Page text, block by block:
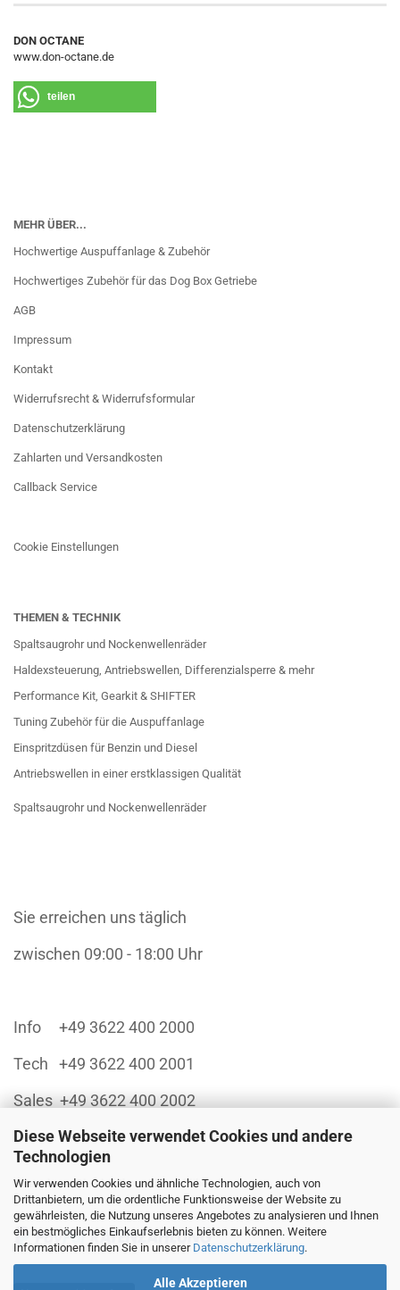
Diese Webseite verwendet Cookies und andere
Technologien
Wir verwenden Cookies und ähnliche Technologien, auch von
Drittanbietern, um die ordentliche Funktionsweise der Website zu
gewährleisten, die Nutzung unseres Angebotes zu analysieren und Ihnen
ein bestmögliches Einkaufserlebnis bieten zu können. Weitere
Informationen finden Sie in unserer Datenschutzerklärung.
Alle Akzeptieren
DON OCTANE
www.don-octane.de
teilen
MEHR ÜBER...
Hochwertige Auspuffanlage & Zubehör
Hochwertiges Zubehör für das Dog Box Getriebe
AGB
Impressum
Kontakt
Widerrufsrecht & Widerrufsformular
Datenschutzerklärung
Zahlarten und Versandkosten
Callback Service
Cookie Einstellungen
THEMEN & TECHNIK
Spaltsaugrohr und Nockenwellenräder
Haldexsteuerung, Antriebswellen, Differenzialsperre & mehr
Performance Kit, Gearkit & SHIFTER
Tuning Zubehör für die Auspuffanlage
Einspritzdüsen für Benzin und Diesel
Antriebswellen in einer erstklassigen Qualität
Spaltsaugrohr und Nockenwellenräder
Sie erreichen uns täglich
zwischen 09:00 - 18:00 Uhr
Info +49 3622 400 2000
Tech +49 3622 400 2001
Sales +49 3622 400 2002
Finanzieren Sie sich Ihren Einkauf über: